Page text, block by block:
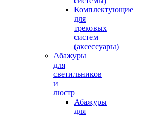
Комплектующие
для
трековых
систем
(аксессуары)
Абажуры
для
светильников
и
люстр
Абажуры
для